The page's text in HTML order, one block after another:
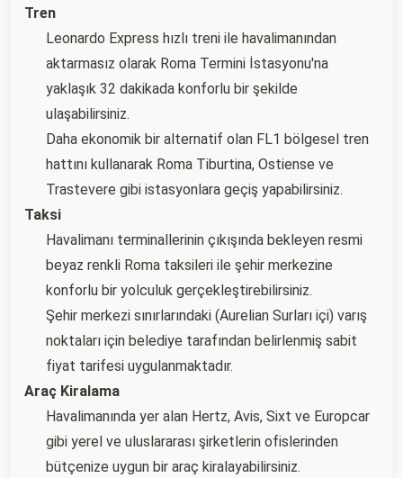
Tren
Leonardo Express hızlı treni ile havalimanından
aktarmasız olarak Roma Termini İstasyonu'na
yaklaşık 32 dakikada konforlu bir şekilde
ulaşabilirsiniz.
Daha ekonomik bir alternatif olan FL1 bölgesel tren
hattını kullanarak Roma Tiburtina, Ostiense ve
Trastevere gibi istasyonlara geçiş yapabilirsiniz.
Taksi
Havalimanı terminallerinin çıkışında bekleyen resmi
beyaz renkli Roma taksileri ile şehir merkezine
konforlu bir yolculuk gerçekleştirebilirsiniz.
Şehir merkezi sınırlarındaki (Aurelian Surları içi) varış
noktaları için belediye tarafından belirlenmiş sabit
fiyat tarifesi uygulanmaktadır.
Araç Kiralama
Havalimanında yer alan Hertz, Avis, Sixt ve Europcar
gibi yerel ve uluslararası şirketlerin ofislerinden
bütçenize uygun bir araç kiralayabilirsiniz.